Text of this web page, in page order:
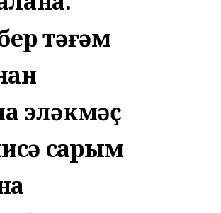
тәғәм
эләкмәҫ
саҡрым